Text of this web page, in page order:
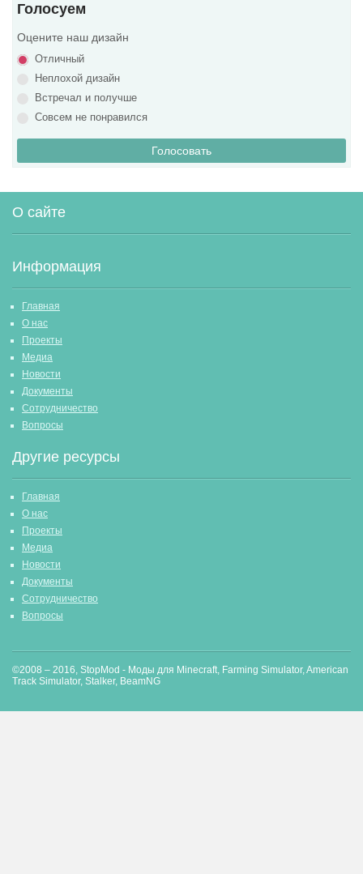
Голосуем
Оцените наш дизайн
Отличный
Неплохой дизайн
Встречал и получше
Совсем не понравился
Голосовать
О сайте
Информация
Главная
О нас
Проекты
Медиа
Новости
Документы
Сотрудничество
Вопросы
Другие ресурсы
Главная
О нас
Проекты
Медиа
Новости
Документы
Сотрудничество
Вопросы
©2008 – 2016, StopMod - Моды для Minecraft, Farming Simulator, American
Track Simulator, Stalker, BeamNG